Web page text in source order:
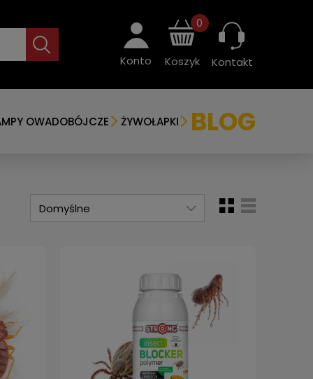
Konto Koszyk
0
Kontakt
OWADOBÓJCZE ŻYWOŁAPKI BLOG